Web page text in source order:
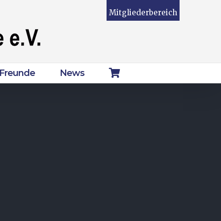
Mitgliederbereich
News